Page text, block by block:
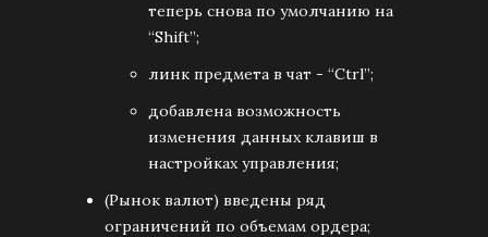
теперь снова по умолчанию на
“Shift”;
линк предмета в чат - “Ctrl”;
добавлена возможность
изменения данных клавиш в
настройках управления;
(Рынок валют) введены ряд
ограничений по объемам ордера;